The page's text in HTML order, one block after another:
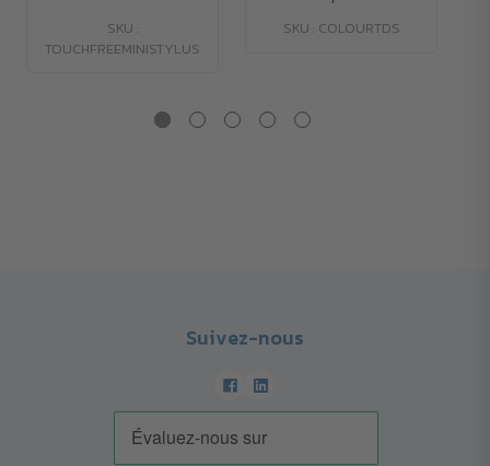
SKU :
TOUCHFREEMINISTYLUS
SKU : COLOURTDS
Suivez-nous